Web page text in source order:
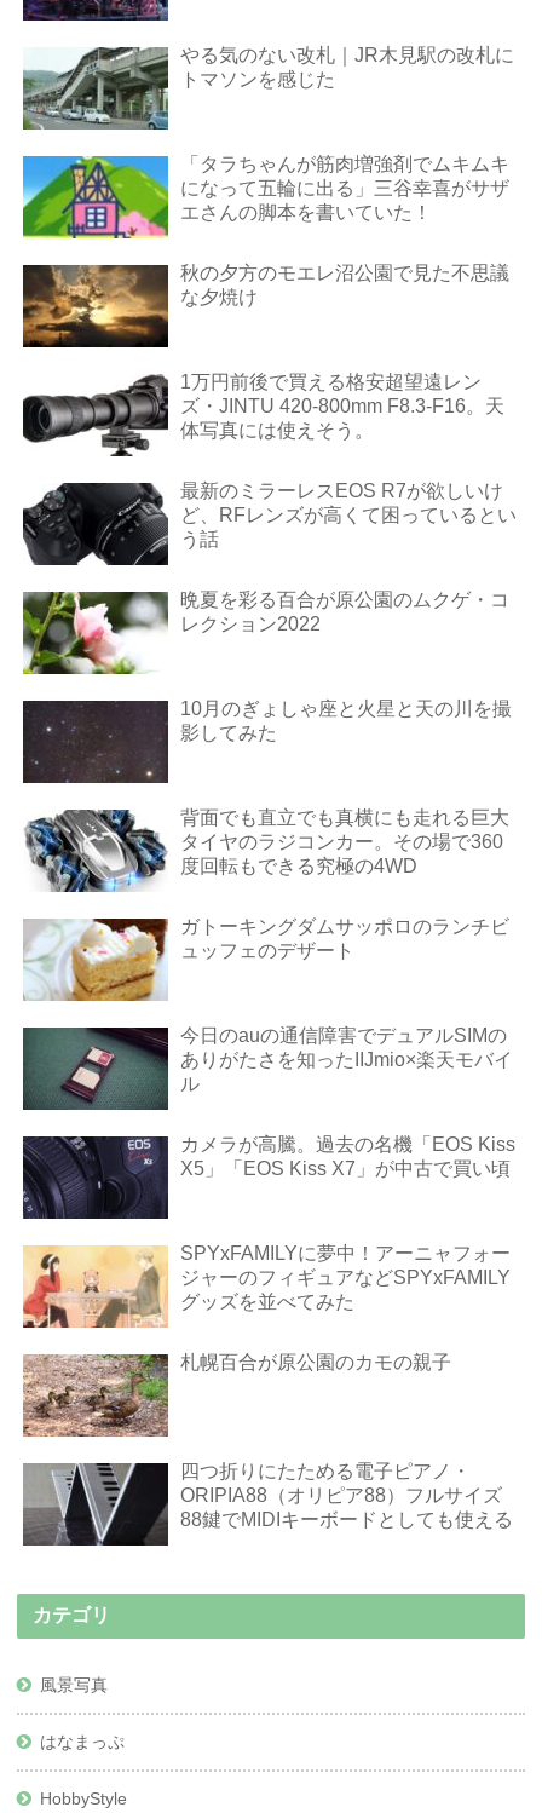
やる気のない改札｜JR木見駅の改札に
トマソンを感じた
「タラちゃんが筋肉増強剤でムキムキ
になって五輪に出る」三谷幸喜がサザ
エさんの脚本を書いていた！
秋の夕方のモエレ沼公園で見た不思議
な夕焼け
1万円前後で買える格安超望遠レン
ズ・JINTU 420-800mm F8.3-F16。天
体写真には使えそう。
最新のミラーレスEOS R7が欲しいけ
ど、RFレンズが高くて困っているとい
う話
晩夏を彩る百合が原公園のムクゲ・コ
レクション2022
10月のぎょしゃ座と火星と天の川を撮
影してみた
背面でも直立でも真横にも走れる巨大
タイヤのラジコンカー。その場で360
度回転もできる究極の4WD
ガトーキングダムサッポロのランチビ
ュッフェのデザート
今日のauの通信障害でデュアルSIMの
ありがたさを知ったIIJmio×楽天モバイ
ル
カメラが高騰。過去の名機「EOS Kiss
X5」「EOS Kiss X7」が中古で買い頃
SPYxFAMILYに夢中！アーニャフォー
ジャーのフィギュアなどSPYxFAMILY
グッズを並べてみた
札幌百合が原公園のカモの親子
四つ折りにたためる電子ピアノ・
ORIPIA88（オリピア88）フルサイズ
88鍵でMIDIキーボードとしても使える
カテゴリ
風景写真
はなまっぷ
HobbyStyle